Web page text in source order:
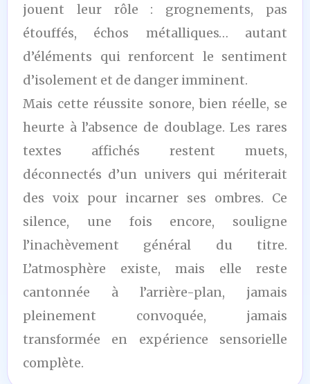
jouent leur rôle : grognements, pas
étouffés, échos métalliques… autant
d’éléments qui renforcent le sentiment
d’isolement et de danger imminent.
Mais cette réussite sonore, bien réelle, se
heurte à l’absence de doublage. Les rares
textes affichés restent muets,
déconnectés d’un univers qui mériterait
des voix pour incarner ses ombres. Ce
silence, une fois encore, souligne
l’inachèvement général du titre.
L’atmosphère existe, mais elle reste
cantonnée à l’arrière-plan, jamais
pleinement convoquée, jamais
transformée en expérience sensorielle
complète.